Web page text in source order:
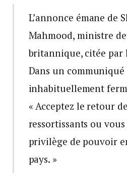
L’annonce émane de
Mahmood, ministre
britannique, citée par
Dans un communiqué
inhabituellement
« Acceptez le retour
ressortissants ou
privilège de pouvoir
pays. »